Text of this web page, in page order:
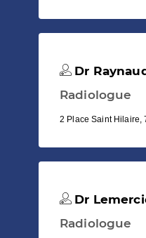
Dr
Radiologue
2 Place Saint Hilaire,
Dr
Radiologue